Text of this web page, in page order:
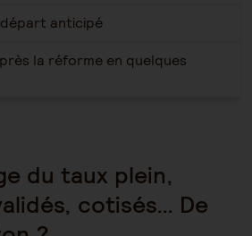
anticipé
la réforme en quelques
du taux plein,
cotisés… De